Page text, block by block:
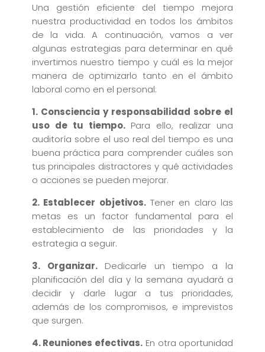
Una gestión eficiente del tiempo mejora
nuestra productividad en todos los ámbitos
de la vida. A continuación, vamos a ver
algunas estrategias para determinar en qué
invertimos nuestro tiempo y cuál es la mejor
manera de optimizarlo tanto en el ámbito
laboral como en el personal:
1. Consciencia y responsabilidad sobre el
uso de tu tiempo. Para ello, realizar una
auditoría sobre el uso real del tiempo es una
buena práctica para comprender cuáles son
tus principales distractores y qué actividades
o acciones se pueden mejorar.
2. Establecer objetivos. Tener en claro las
metas es un factor fundamental para el
establecimiento de las prioridades y la
estrategia a seguir.
3. Organizar. Dedicarle un tiempo a la
planificación del día y la semana ayudará a
decidir y darle lugar a tus prioridades,
además de los compromisos, e imprevistos
que surgen.
4. Reuniones efectivas. En otra oportunidad